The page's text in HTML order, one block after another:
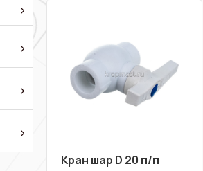
Кран шар D 20 п/п